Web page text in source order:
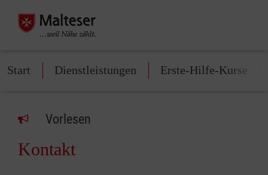
Start Dienstleistungen Erste-Hilfe-Kurse
Vorlesen
Kontakt